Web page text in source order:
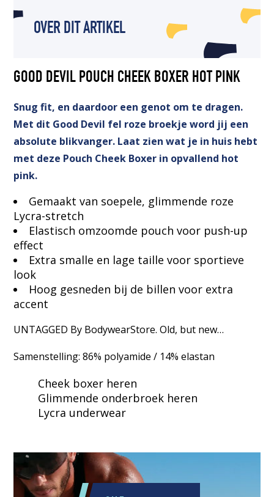
OVER DIT ARTIKEL
GOOD DEVIL POUCH CHEEK BOXER HOT PINK
Snug fit, en daardoor een genot om te dragen.
Met dit Good Devil fel roze broekje word jij een
absolute blikvanger. Laat zien wat je in huis hebt
met deze Pouch Cheek Boxer in opvallend hot
pink.
Gemaakt van soepele, glimmende roze
Lycra-stretch
Elastisch omzoomde pouch voor push-up
effect
Extra smalle en lage taille voor sportieve
look
Hoog gesneden bij de billen voor extra
accent
UNTAGGED By BodywearStore. Old, but new…
Samenstelling: 86% polyamide / 14% elastan
Cheek boxer heren
Glimmende onderbroek heren
Lycra underwear